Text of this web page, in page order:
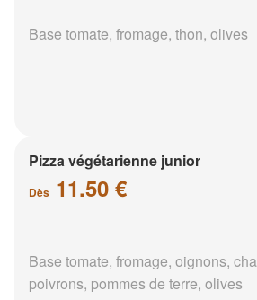
Base tomate, fromage, thon, olives
Pizza végétarienne junior
Dès 11.50 €
Base tomate, fromage, oignons,
poivrons, pommes de terre, olives